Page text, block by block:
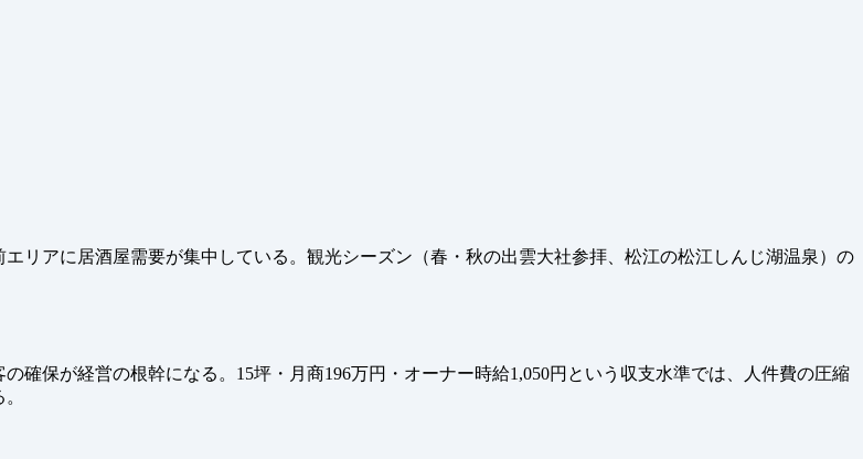
リアに居酒屋需要が集中している。観光シーズン（春・秋の出雲大社参拝、松江の松江しんじ湖温泉）の
確保が経営の根幹になる。15坪・月商196万円・オーナー時給1,050円という収支水準では、人件費の圧縮